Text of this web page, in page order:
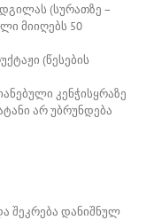
(სურათზე –
მიიღებს 50
(წესების
კენჭისყრაზე
არ უბრუნდება
შეკრება დანიშნულ